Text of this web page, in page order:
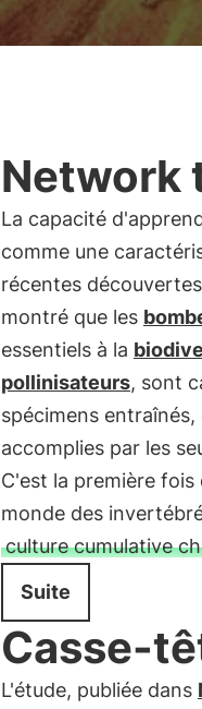
Network
La capacité
comme une
récentes
montré que les
essentiels à la
pollinisateurs, sont
spécimens
accomplies par les
C'est la première
monde des
culture cumulative
Suite
Casse-
L'étude, publiée dans